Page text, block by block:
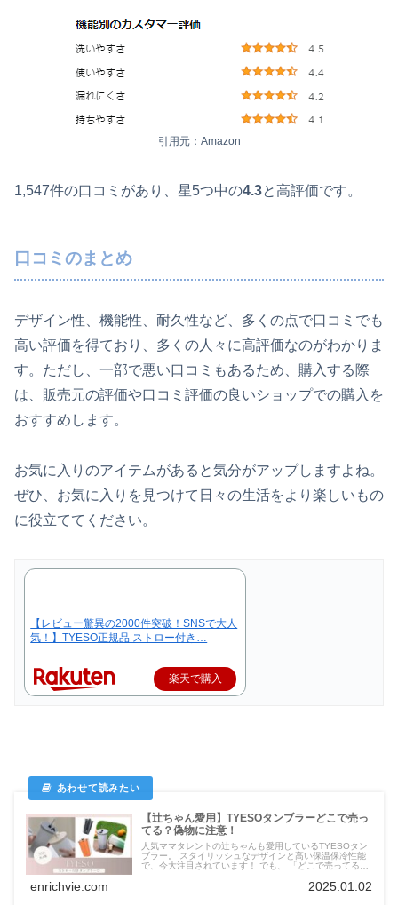
引用元：Amazon
1,547件の口コミがあり、星5つ中の4.3と高評価です。
口コミのまとめ
デザイン性、機能性、耐久性など、多くの点で口コミでも
高い評価を得ており、多くの人々に高評価なのがわかりま
す。ただし、一部で悪い口コミもあるため、購入する際
は、販売元の評価や口コミ評価の良いショップでの購入を
おすすめします。
お気に入りのアイテムがあると気分がアップしますよね。
ぜひ、お気に入りを見つけて日々の生活をより楽しいもの
に役立ててください。
【レビュー驚異の2000件突破！SNSで大人
気！】TYESO正規品 ストロー付き…
楽天で購入
【辻ちゃん愛用】TYESOタンブラーどこで売っ
てる？偽物に注意！
人気ママタレントの辻ちゃんも愛用しているTYESOタン
ブラー。 スタイリッシュなデザインと高い保温保冷性能
で、今大注目されています！ でも、 「どこで売ってる
の？」 なんて疑問も。 そこで今回は、TYESOタンブラ
enrichvie.com 2025.01.02